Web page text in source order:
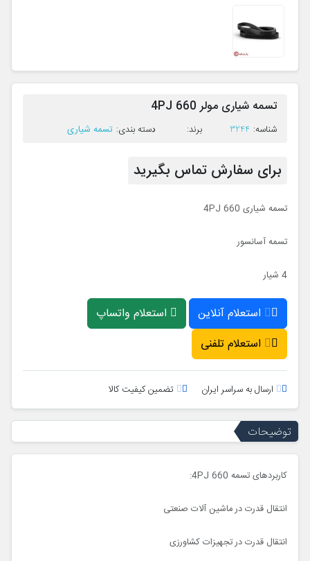
تسمه شیاری مولر 4PJ 660
ﺷﻨﺎﺳﻪ: 3244 ﺑﺮﻧﺪ: ﺩﺳﺘﻪ ﺑﻨﺪی: تسمه شیاری
برای سفارش تماس بگیرید
تسمه شیاری 4PJ 660
تسمه آسانسور
4 شیار
استعلام آنلاین
استعلام واتساپ
استعلام تلفنی
ارسال به سراسر ایران تضمین کیفیت کالا
توضیحات
کاربردهای تسمه 4PJ 660:
انتقال قدرت در ماشین آلات صنعتی
انتقال قدرت در تجهیزات کشاورزی